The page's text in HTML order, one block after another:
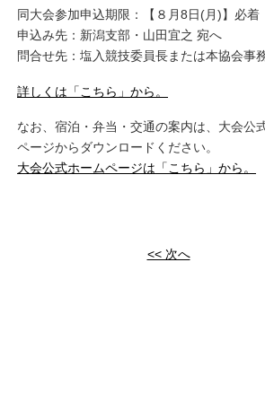
同大会参加申込期限：【８月8日(月)】必着
申込み先：新潟支部・山田宜之 宛へ
問合せ先：塩入競技委員長または本協会事
詳しくは「こちら」から。
なお、宿泊・弁当・交通の案内は、大会公
ページからダウンロードください。
大会公式ホームページは「こちら」から。
<< 次へ